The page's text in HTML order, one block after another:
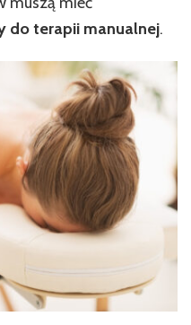
do terapii manualnej.